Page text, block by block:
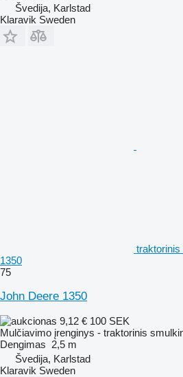
Švedija, Karlstad
Klaravik Sweden
1350
75
John Deere 1350
9,12 € 100 SEK
Mulčiavimo įrenginys - traktorinis
Dengimas 2,5 m
Švedija, Karlstad
Klaravik Sweden